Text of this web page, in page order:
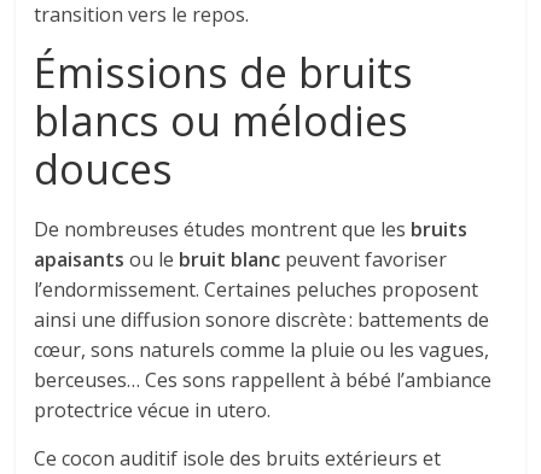
transition vers le repos.
Émissions de bruits
blancs ou mélodies
douces
De nombreuses études montrent que les bruits
apaisants ou le bruit blanc peuvent favoriser
l’endormissement. Certaines peluches proposent
ainsi une diffusion sonore discrète : battements de
cœur, sons naturels comme la pluie ou les vagues,
berceuses… Ces sons rappellent à bébé l’ambiance
protectrice vécue in utero.
Ce cocon auditif isole des bruits extérieurs et